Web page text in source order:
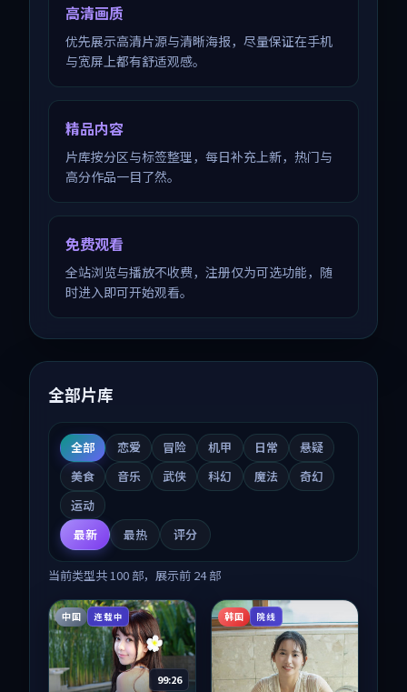
高清画质
优先展示高清片源与清晰海报，尽量保证在手机
与宽屏上都有舒适观感。
精品内容
片库按分区与标签整理，每日补充上新，热门与
高分作品一目了然。
免费观看
全站浏览与播放不收费，注册仅为可选功能，随
时进入即可开始观看。
全部片库
全部 恋爱 冒险 机甲 日常
悬疑
美食
音乐 武侠 科幻 魔法
奇幻
运动
最新
最热 评分
当前类型共100 部，展示前 24部
中国 连载中
99:26
韩国 院线